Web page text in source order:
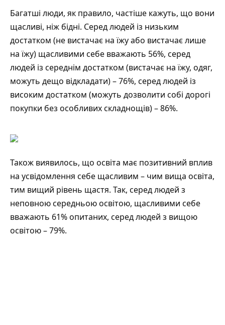
Багатші люди, як правило, частіше кажуть, що вони
щасливі, ніж бідні. Серед людей із низьким
достатком (не вистачає на їжу або вистачає лише
на їжу) щасливими себе вважають 56%, серед
людей із середнім достатком (вистачає на їжу, одяг,
можуть дещо відкладати) – 76%, серед людей із
високим достатком (можуть дозволити собі дорогі
покупки без особливих складнощів) – 86%.
Також виявилось, що освіта має позитивний вплив
на усвідомлення себе щасливим – чим вища освіта,
тим вищий рівень щастя. Так, серед людей з
неповною середньою освітою, щасливими себе
вважають 61% опитаних, серед людей з вищою
освітою – 79%.